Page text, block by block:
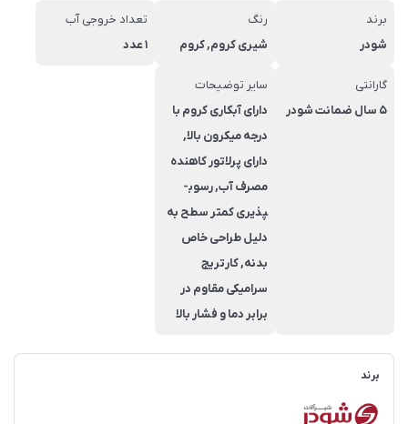
برند
شودر
رنگ
شیری کروم, کروم
تعداد خروجی آب
1 عدد
گارانتی
5 سال ضمانت شودر
سایر توضیحات
دارای آبکاری کروم با
درجه میکرون بالا,
دارای پرلاتور کاهنده
مصرف آب, رسوب­
پذیری کم­تر سطح به
دلیل طراحی خاص
بدنه, کارتریج
سرامیکی مقاوم در
برابر دما و فشار بالا
برند